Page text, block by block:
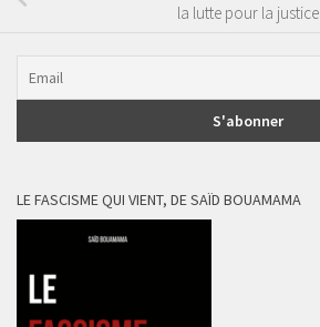
la lutte pour la justice
LE FASCISME QUI VIENT, DE SAÏD BOUAMAMA